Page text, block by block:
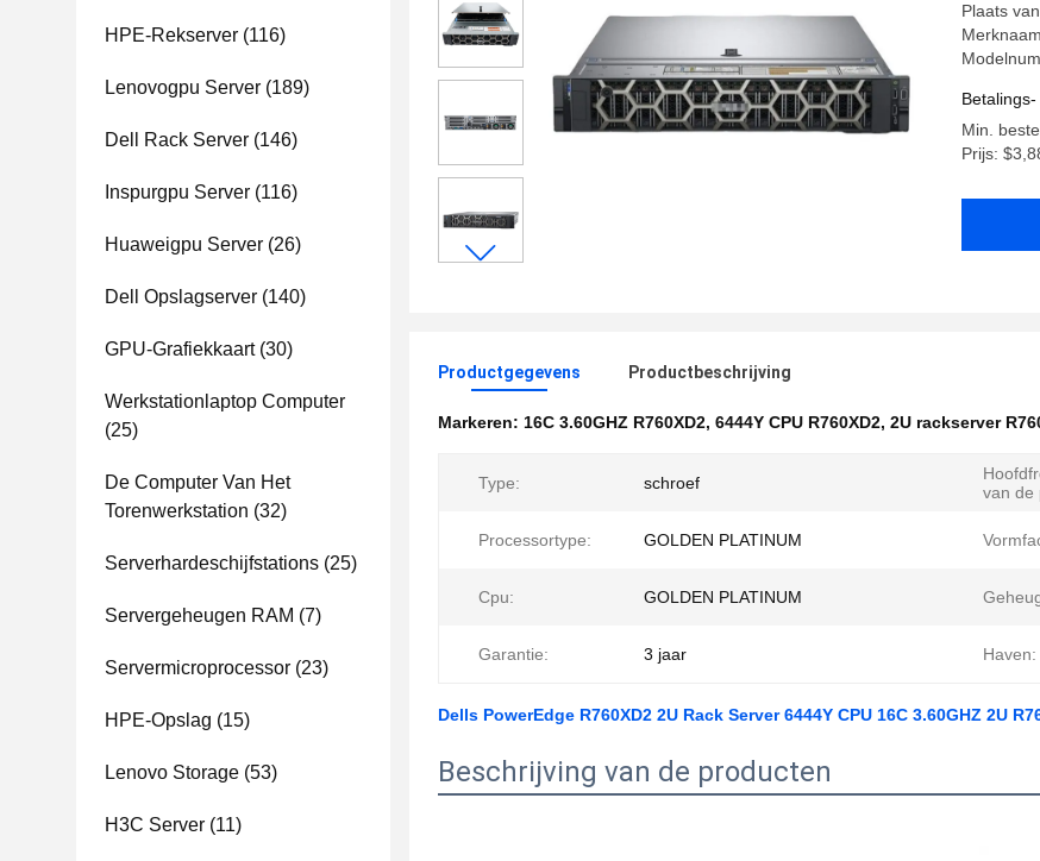
HPE-Rekserver (116)
Lenovogpu Server (189)
Dell Rack Server (146)
Inspurgpu Server (116)
Huaweigpu Server (26)
Dell Opslagserver (140)
GPU-Grafiekkaart(30)
Werkstationlaptop Computer
(25)
De Computer Van Het
Torenwerkstation (32)
Serverhardeschijfstations (25)
Servergeheugen RAM (7)
Servermicroprocessor (23)
HPE-Opslag (15)
Lenovo Storage (53)
H3C Server (11)
Plaats
Min.
Prijs:
Productgegevens Productbeschrijving
Markeren: 16C 3.60GHZ R760XD2, 6444Y CPU R760XD2, 2U rackserver
Type: schroef
van de
Processortype: GOLDEN PLATINUM
Cpu: GOLDEN PLATINUM
Garantie: 3 jaar Haven:
Dells PowerEdge R760XD2 2U Rack Server 6444Y CPU 16C 3.60GHZ 2U
Beschrijving van de producten